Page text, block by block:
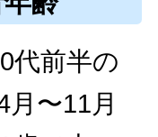
代前半の
〜11月